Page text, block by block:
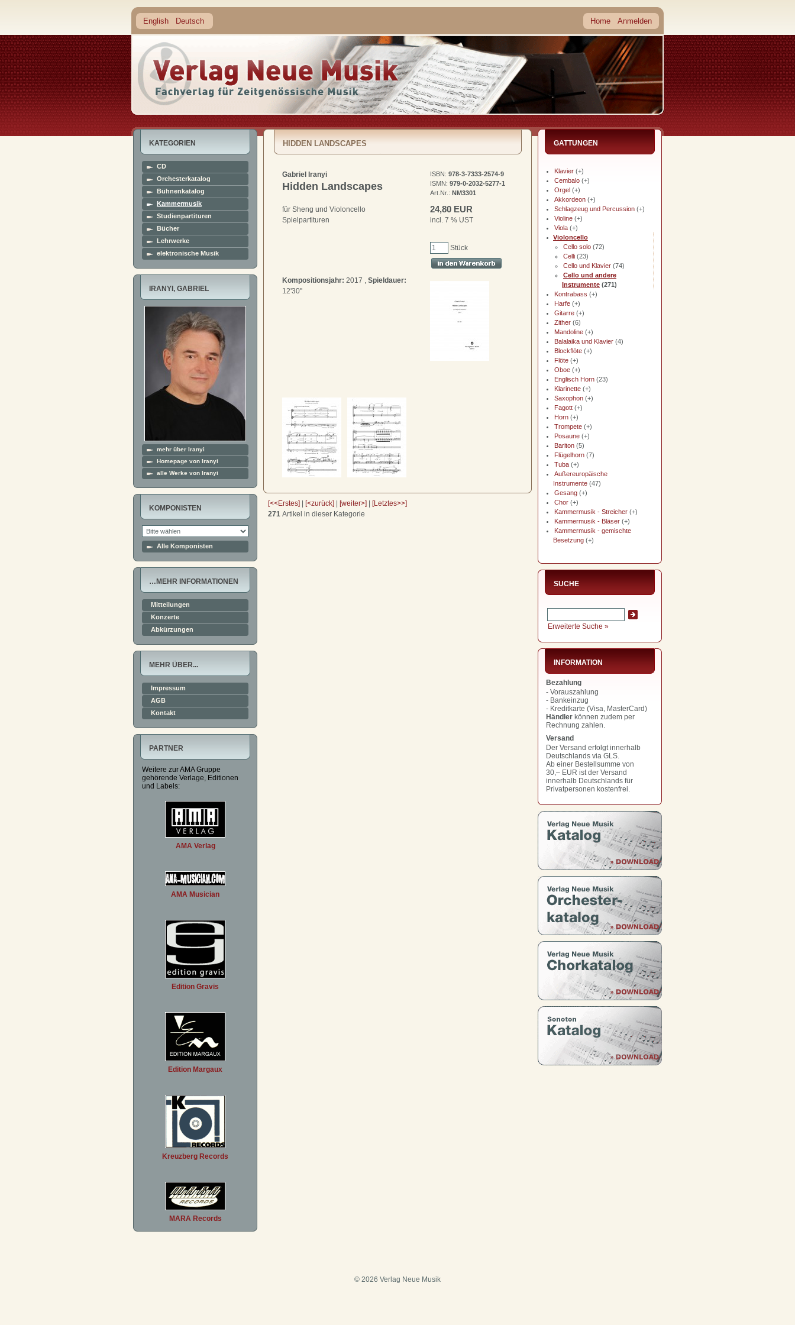
English Deutsch Home Anmelden
KATEGORIEN
CD
Orchesterkatalog
Bühnenkatalog
Kammermusik
Studienpartituren
Bücher
Lehrwerke
elektronische Musik
IRANYI, GABRIEL
mehr über Iranyi
Homepage von Iranyi
alle Werke von Iranyi
KOMPONISTEN
Alle Komponisten
…MEHR INFORMATIONEN
Mitteilungen
Konzerte
Abkürzungen
MEHR ÜBER...
Impressum
AGB
Kontakt
PARTNER
Weitere zur AMA Gruppe
gehörende Verlage, Editionen
und Labels:
AMA Verlag
AMA Musician
Edition Gravis
Edition Margaux
Kreuzberg Records
MARA Records
GATTUNGEN
Klavier (+)
Cembalo (+)
Orgel (+)
Akkordeon (+)
Schlagzeug und Percussion (+)
Violine (+)
Viola (+)
Violoncello
Cello solo (72)
Celli (23)
Cello und Klavier (74)
Cello und andere
Instrumente (271)
Kontrabass (+)
Harfe (+)
Gitarre (+)
Zither (6)
Mandoline (+)
Balalaika und Klavier (4)
Blockflöte (+)
Flöte (+)
Oboe (+)
Englisch Horn (23)
Klarinette (+)
Saxophon (+)
Fagott (+)
Horn (+)
Trompete (+)
Posaune (+)
Bariton (5)
Flügelhorn (7)
Tuba (+)
Außereuropäische
Instrumente (47)
Gesang (+)
Chor (+)
Kammermusik - Streicher (+)
Kammermusik - Bläser (+)
Kammermusik - gemischte
Besetzung (+)
SUCHE
Erweiterte Suche »
INFORMATION
Bezahlung
- Vorauszahlung
- Bankeinzug
- Kreditkarte (Visa, MasterCard)
Händler können zudem per
Rechnung zahlen.
Versand
Der Versand erfolgt innerhalb
Deutschlands via GLS.
Ab einer Bestellsumme von
30,– EUR ist der Versand
innerhalb Deutschlands für
Privatpersonen kostenfrei.
HIDDEN LANDSCAPES
Gabriel Iranyi
Hidden Landscapes
für Sheng und Violoncello
Spielpartituren
ISBN: 978-3-7333-2574-9
ISMN: 979-0-2032-5277-1
Art.Nr.: NM3301
24,80 EUR
incl. 7 % UST
Stück
Kompositionsjahr: 2017 , Spieldauer:
12'30''
[<<Erstes] | [<zurück] | [weiter>] | [Letztes>>]
271 Artikel in dieser Kategorie
© 2026 Verlag Neue Musik